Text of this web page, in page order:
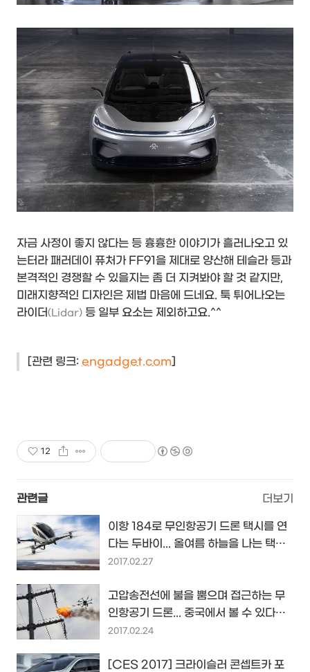
자금 사정이 좋지 않다는 등 흉흉한 이야기가 흘러나오고 있
는터라 패러데이 퓨처가 FF91을 제대로 양산해 테슬라 등과
본격적인 경쟁할 수 있을지는 좀 더 지켜봐야 할 것 같지만,
미래지향적인 디자인은 제법 마음에 드네요. 툭 튀어나오는
라이더(Lidar) 등 일부 요소는 제외하고요.^^
[관련 링크: engadget.com]
12
관련글 더보기
이항 184로 무인항공기 드론 택시를 연
다는 두바이... 올여름 하늘을 나는 택시
를 타고 싶다면 그곳으로...
2017.02.27
고압송전선에 불을 뿜으며 접근하는 무
인항공기 드론... 중국에서 볼 수 있다는
이 상황의 비밀은...?!
2017.02.24
[CES 2017] 크라이슬러 콘셉트카 포